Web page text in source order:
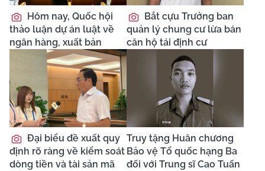
Hôm nay, Quốc hội
thảo luận dự án luật về
ngân hàng, xuất bản
Bắt cựu Trưởng ban
quản lý chung cư lừa bán
căn hộ tái định cư
Đại biểu đề xuất quy
định rõ ràng về kiểm soát
dòng tiền và tài sản mã
Truy tặng Huân chương
Bảo vệ Tổ quốc hạng Ba
đối với Trung sĩ Cao Tuấn